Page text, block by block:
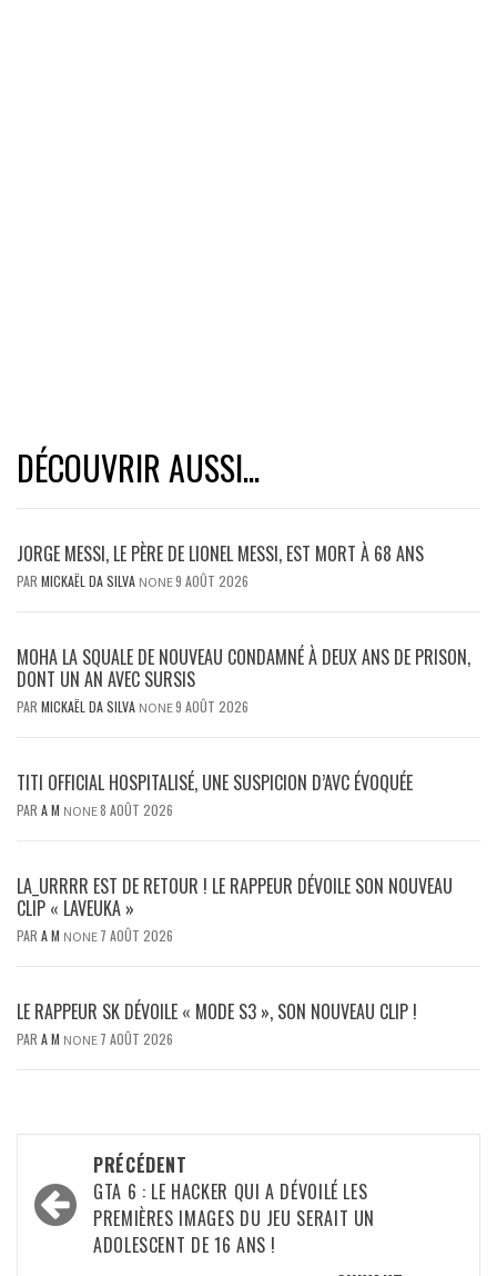
DÉCOUVRIR AUSSI...
JORGE MESSI, LE PÈRE DE LIONEL MESSI, EST MORT À 68 ANS
PAR MICKAËL DA SILVA NONE9 AOÛT 2026
MOHA LA SQUALE DE NOUVEAU CONDAMNÉ À DEUX ANS DE PRISON,
DONT UN AN AVEC SURSIS
PAR MICKAËL DA SILVA NONE9 AOÛT 2026
TITI OFFICIAL HOSPITALISÉ, UNE SUSPICION D’AVC ÉVOQUÉE
PAR A M NONE8 AOÛT 2026
LA_URRRR EST DE RETOUR ! LE RAPPEUR DÉVOILE SON NOUVEAU
CLIP « LAVEUKA »
PAR A M NONE 7 AOÛT 2026
LE RAPPEUR SK DÉVOILE « MODE S3 », SON NOUVEAU CLIP !
PAR A M NONE 7 AOÛT 2026
Navigation
d’article
PRÉCÉDENT
GTA 6 : LE HACKER QUI A DÉVOILÉ LES
PREMIÈRES IMAGES DU JEU SERAIT UN
ADOLESCENT DE 16 ANS !